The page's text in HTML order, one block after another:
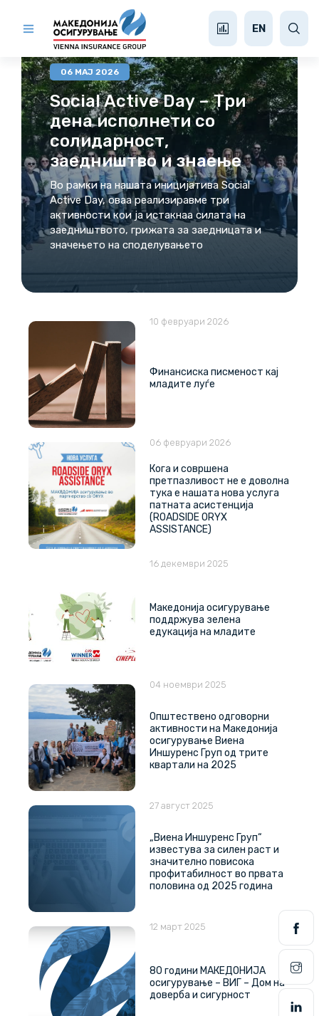
EN
06 МАЈ 2026
Social Active Day – Три
дена исполнети со
солидарност,
заедништво и знаење
Во рамки на нашата иницијатива Social
Active Day, оваа реализиравме три
активности кои ја истакнаа силата на
заедништвото, грижата за заедницата и
значењето на споделувањето
Финансиска писменост кај
младите луѓе
10 февруари 2026
Кога и совршена
претпазливост не е доволна
тука е нашата нова услуга
патната асистенција
(ROADSIDE ORYX
ASSISTANCE)
06 февруари 2026
Македонија осигурување
поддржува зелена
едукација на младите
16 декември 2025
Општествено одговорни
активности на Македонија
осигурување Виена
Иншуренс Груп од трите
квартали на 2025
04 ноември 2025
„Виена Иншуренс Груп“
известува за силен раст и
значително повисока
профитабилност во првата
половина од 2025 година
27 август 2025
80 години МАКЕДОНИЈА
осигурување – ВИГ – Дом на
доверба и сигурност
12 март 2025